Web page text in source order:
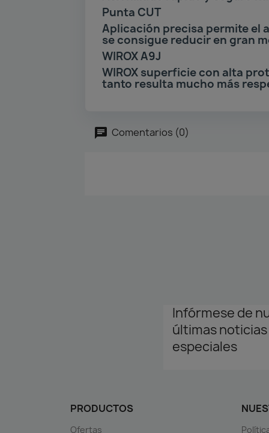
Punta CUT
Aplicación precisa permite el
se consigue reducir en gran
WIROX A9J
WIROX superficie con alta
tanto resulta mucho más
Comentarios (0)
Infórmese de
últimas
especiales
PRODUCTOS
Ofertas